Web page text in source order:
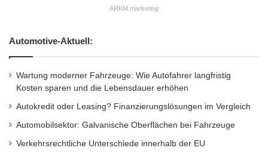
ARKM.marketing
Automotive-Aktuell:
Wartung moderner Fahrzeuge: Wie Autofahrer langfristig
Kosten sparen und die Lebensdauer erhöhen
Autokredit oder Leasing? Finanzierungslösungen im Vergleich
Automobilsektor: Galvanische Oberflächen bei Fahrzeuge
Verkehrsrechtliche Unterschiede innerhalb der EU